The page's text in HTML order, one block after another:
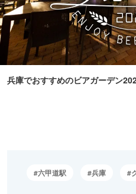
兵庫でおすすめのビアガーデン
六甲道駅 兵庫